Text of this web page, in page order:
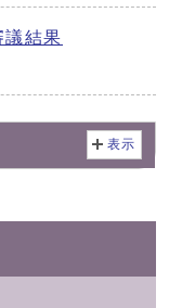
結果
表示